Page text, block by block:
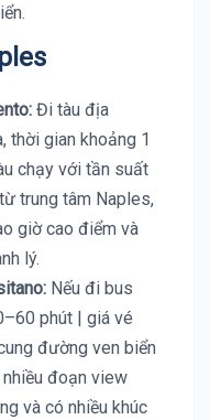
Đi tàu địa
thời gian khoảng 1
chạy với tần suất
trung tâm Naples,
giờ cao điểm và
lý.
Nếu đi bus
phút | giá vé
đường ven biển
đoạn view
và có nhiều khúc